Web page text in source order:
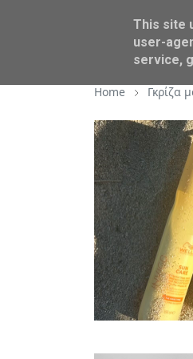
Home Γκρίζα
This site
user-
service,